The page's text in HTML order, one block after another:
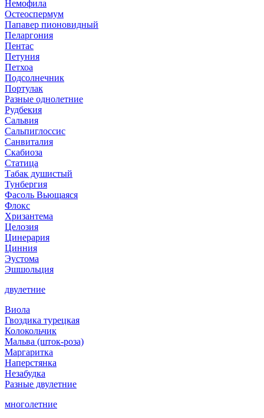
Немофила
Остеоспермум
Папавер пионовидный
Пеларгония
Пентас
Петуния
Петхоа
Подсолнечник
Портулак
Разные однолетние
Рудбекия
Сальвия
Сальпиглоссис
Санвиталия
Скабиоза
Статица
Табак душистый
Тунбергия
Фасоль Вьющаяся
Флокс
Хризантема
Целозия
Цинерария
Цинния
Эустома
Эшшольция
двулетние
Виола
Гвоздика турецкая
Колокольчик
Мальва (шток-роза)
Маргаритка
Наперстянка
Незабудка
Разные двулетние
многолетние